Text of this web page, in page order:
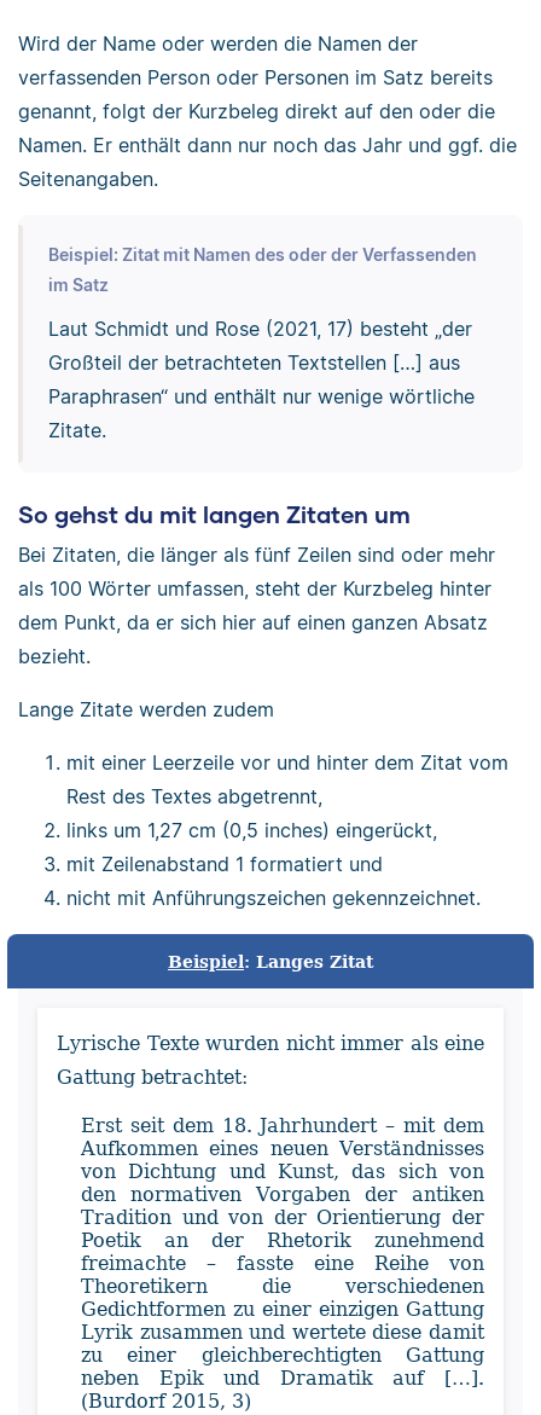
Wird der Name oder werden die Namen der
verfassenden Person oder Personen im Satz bereits
genannt, folgt der Kurzbeleg direkt auf den oder die
Namen. Er enthält dann nur noch das Jahr und ggf. die
Seitenangaben.
Beispiel: Zitat mit Namen des oder der Verfassenden
im Satz
Laut Schmidt und Rose (2021, 17) besteht „der
Großteil der betrachteten Textstellen […] aus
Paraphrasen“ und enthält nur wenige wörtliche
Zitate.
So gehst du mit langen Zitaten um
Bei Zitaten, die länger als fünf Zeilen sind oder mehr
als 100 Wörter umfassen, steht der Kurzbeleg hinter
dem Punkt, da er sich hier auf einen ganzen Absatz
bezieht.
Lange Zitate werden zudem
mit einer Leerzeile vor und hinter dem Zitat vom
Rest des Textes abgetrennt,
links um 1,27 cm (0,5 inches) eingerückt,
mit Zeilenabstand 1 formatiert und
nicht mit Anführungszeichen gekennzeichnet.
Beispiel: Langes Zitat
Lyrische Texte wurden nicht immer als eine
Gattung betrachtet:
Erst seit dem 18. Jahrhundert – mit dem
Aufkommen eines neuen Verständnisses
von Dichtung und Kunst, das sich von
den normativen Vorgaben der antiken
Tradition und von der Orientierung der
Poetik an der Rhetorik zunehmend
freimachte – fasste eine Reihe von
Theoretikern die verschiedenen
Gedichtformen zu einer einzigen Gattung
Lyrik zusammen und wertete diese damit
zu einer gleichberechtigten Gattung
neben Epik und Dramatik auf […].
(Burdorf 2015, 3)